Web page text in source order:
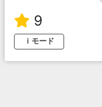
9
ｉモード